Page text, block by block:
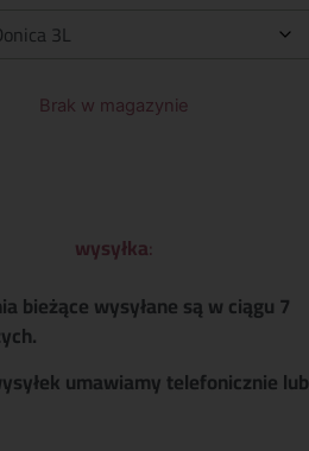
Brak w magazynie
wysyłka:
bieżące wysyłane są w ciągu 7
umawiamy telefonicznie lub